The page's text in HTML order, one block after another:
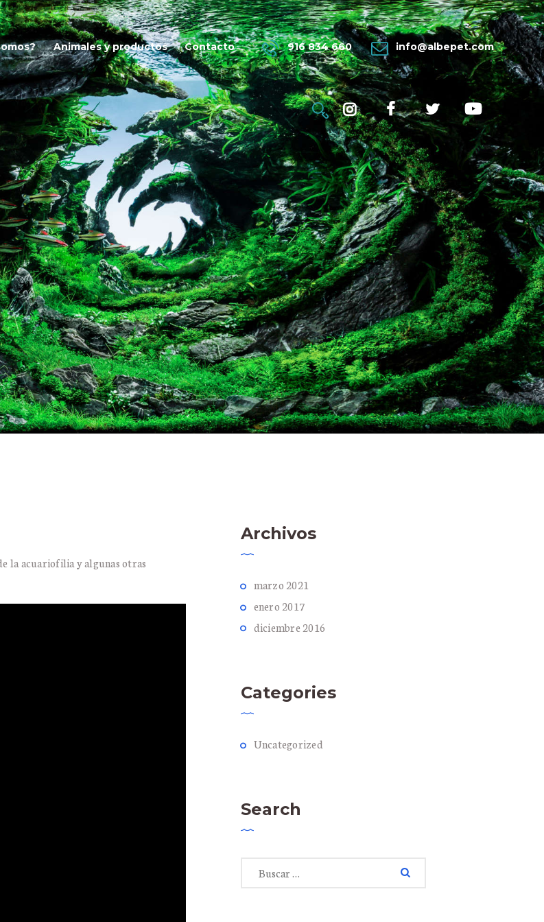
Animales y productos Contacto 916 834 660 info@albepet.com
DE CALIDAD Y MÁS...
venta peces mayorista
SOMOS?
Y
la acuariofilia y algunas otras
Archivos
marzo 2021
enero 2017
diciembre 2016
Categories
Uncategorized
Search